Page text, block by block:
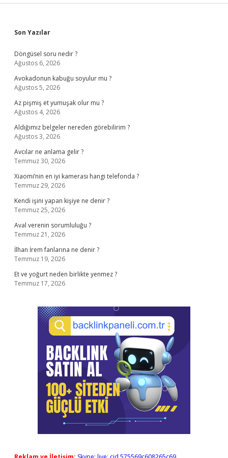
Sidebar
Son Yazılar
Döngüsel soru nedir ?
Ağustos 6, 2026
Avokadonun kabuğu soyulur mu ?
Ağustos 5, 2026
Az pişmiş et yumuşak olur mu ?
Ağustos 4, 2026
Aldığımız belgeler nereden görebilirim ?
Ağustos 3, 2026
Avcılar ne anlama gelir ?
Temmuz 30, 2026
Xiaomi’nin en iyi kamerası hangi telefonda ?
Temmuz 29, 2026
Kendi işini yapan kişiye ne denir ?
Temmuz 25, 2026
Aval verenin sorumluluğu ?
Temmuz 21, 2026
İlhan İrem fanlarına ne denir ?
Temmuz 19, 2026
Et ve yoğurt neden birlikte yenmez ?
Temmuz 17, 2026